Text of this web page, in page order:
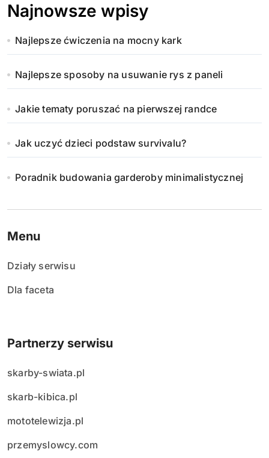
Najnowsze wpisy
Najlepsze ćwiczenia na mocny kark
Najlepsze sposoby na usuwanie rys z paneli
Jakie tematy poruszać na pierwszej randce
Jak uczyć dzieci podstaw survivalu?
Poradnik budowania garderoby minimalistycznej
Menu
Działy serwisu
Dla faceta
Partnerzy serwisu
skarby-swiata.pl
skarb-kibica.pl
mototelewizja.pl
przemyslowcy.com